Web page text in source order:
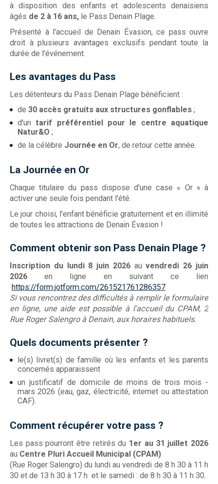
à disposition des enfants et adolescents denaisiens
âgés de 2 à 16 ans, le Pass Denain Plage.
Présenté à l'accueil de Denain Évasion, ce pass ouvre
droit à plusieurs avantages exclusifs pendant toute la
durée de l'événement.
Les avantages du Pass
Les détenteurs du Pass Denain Plage bénéficient :
de 30 accès gratuits aux structures gonflables ;
d'un tarif préférentiel pour le centre aquatique
Natur&O ;
de la célèbre Journée en Or, de retour cette année.
La Journée en Or
Chaque titulaire du pass dispose d'une case « Or » à
activer une seule fois pendant l'été.
Le jour choisi, l'enfant bénéficie gratuitement et en illimité
de toutes les attractions de Denain Évasion !
Comment obtenir son Pass Denain Plage ?
Inscription du lundi 8 juin 2026 auvendredi 26 juin
2026en ligne en suivant ce lien
https://form.jotform.com/261521761286357
Si vous rencontrez des difficultés à remplir le formulaire
en ligne, une aide est possible à l'accueil du CPAM, 2
Rue Roger Salengro à Denain, aux horaires habituels.
Quels documents présenter ?
le(s) livret(s) de famille où les enfants et les parents
concernés apparaissent
un justificatif de domicile de moins de trois mois -
mars 2026 (eau, gaz, électricité, internet ou attestation
CAF).
Comment récupérer votre pass ?
Les pass pourront être retirés du 1er au 31 juillet 2026
au Centre Pluri Accueil Municipal (CPAM)
(Rue Roger Salengro) du lundi au vendredi de 8 h 30 à 11 h
30 et de 13 h 30 à 17 h et le samedi : de 8 h 30 à 11 h 30.